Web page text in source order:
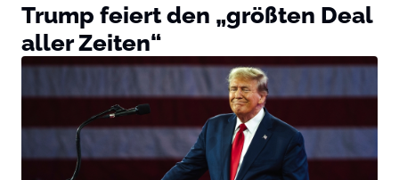
Trump feiert den „größten Deal
aller Zeiten“